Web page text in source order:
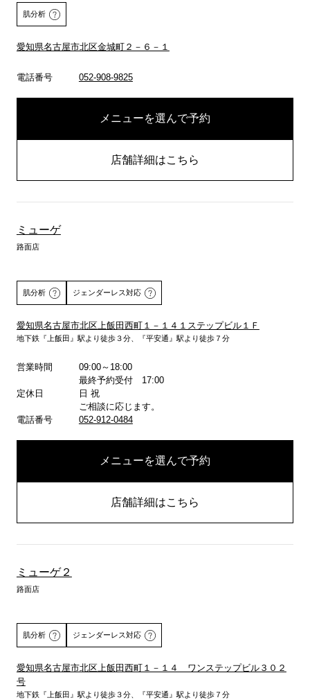
肌分析
愛知県名古屋市北区金城町２－６－１
電話番号 052-908-9825
メニューを選んで予約
店舗詳細はこちら
ミューゲ
路面店
肌分析
詳しくはこちら
ジェンダーレス対応
愛知県名古屋市北区上飯田西町１－１４１ステップビル１Ｆ
地下鉄『上飯田』駅より徒歩３分、『平安通』駅より徒歩７分
営業時間
09:00～18:00
最終予約受付 17:00
定休日
日 祝
ご相談に応じます。
電話番号
052-912-0484
メニューを選んで予約
店舗詳細はこちら
ミューゲ２
路面店
肌分析 ジェンダーレス対応
愛知県名古屋市北区上飯田西町１－１４ ワンステップビル３０２
号
地下鉄『上飯田』駅より徒歩３分、『平安通』駅より徒歩７分